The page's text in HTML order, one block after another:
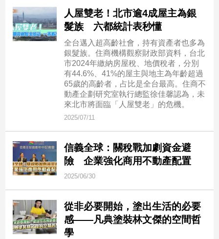
人屋雙老！北市逾4成屋主為銀
髮族 六都統計表秒懂
全台邁入超高齡社會，持有資產者也多為
銀髮族。住商機構觀察財政部資料，台北
市2024年繳納房屋稅、地價稅者，分別
有44.6%、41%的屋主與地主為年齡超過
65歲的高齡者，占比是全台最高。住商不
動產企劃研究室執行總監徐佳馨認為，未
來北市將面臨「人屋雙老」的危機。
2025/07/11
信義全球：關稅戰加劇資金避
險 企業強化商用不動產配置
2025/06/30
從非必要開始，塗出生活的必要
感——凡典塗裝林文傑的空間哲
學